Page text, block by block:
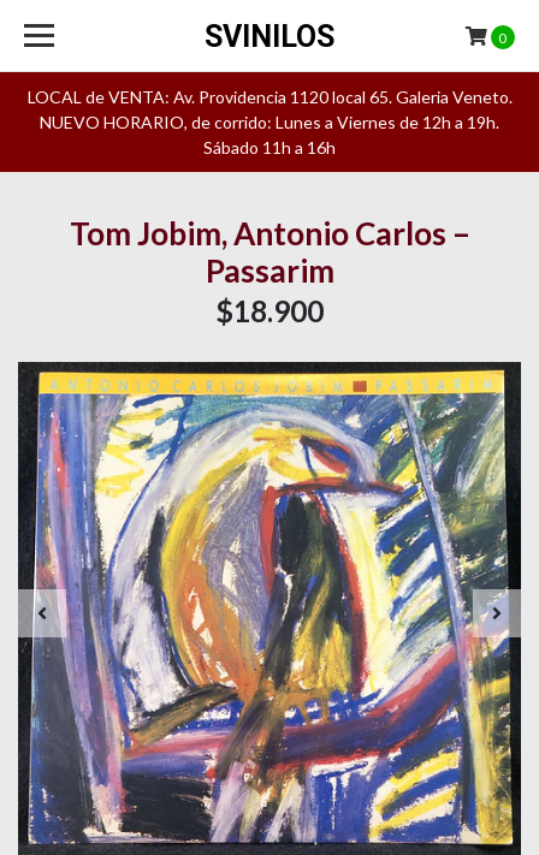
LOCAL de VENTA: Av. Providencia 1120 local 65. Galeria Veneto.
NUEVO HORARIO, de corrido: Lunes a Viernes de 12h a 19h.
Sábado 11h a 16h
SVINILOS 0
Tom Jobim, Antonio Carlos ‎–
Passarim
$18.900